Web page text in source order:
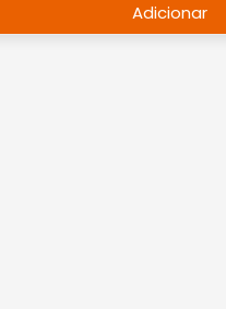
Adicionar